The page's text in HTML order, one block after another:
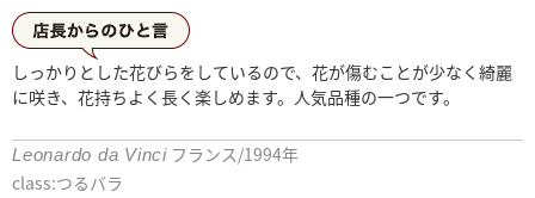
店長からひとこと
しっかりとした花びらをしているので、花が傷むことが少なく綺麗
に咲き、花持ちよく長く楽しめます。人気品種の一つです。
Leonardo da Vinciフランス/1994年
class:つるバラ